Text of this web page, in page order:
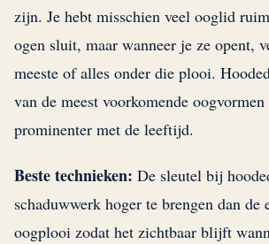
zijn. Je hebt misschien veel ooglid
ogen sluit, maar wanneer je ze opent,
meeste of alles onder die plooi.
van de meest voorkomende
prominenter met de leeftijd.
Beste technieken: De sleutel bij
schaduwwerk hoger te brengen dan de
oogplooi zodat het zichtbaar blijft